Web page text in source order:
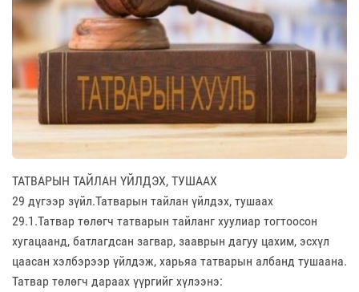
ТАТВАРЫН ТАЙЛАН ҮЙЛДЭХ, ТУШААХ
29 дүгээр зүйл.Татварын тайлан үйлдэх, тушаах
29.1.Татвар төлөгч татварын тайланг хуулиар тогтоосон
хугацаанд, батлагдсан загвар, зааврын дагуу цахим, эсхүл
цаасан хэлбэрээр үйлдэж, харьяа татварын албанд тушаана.
Татвар төлөгч дараах үүргийг хүлээнэ: